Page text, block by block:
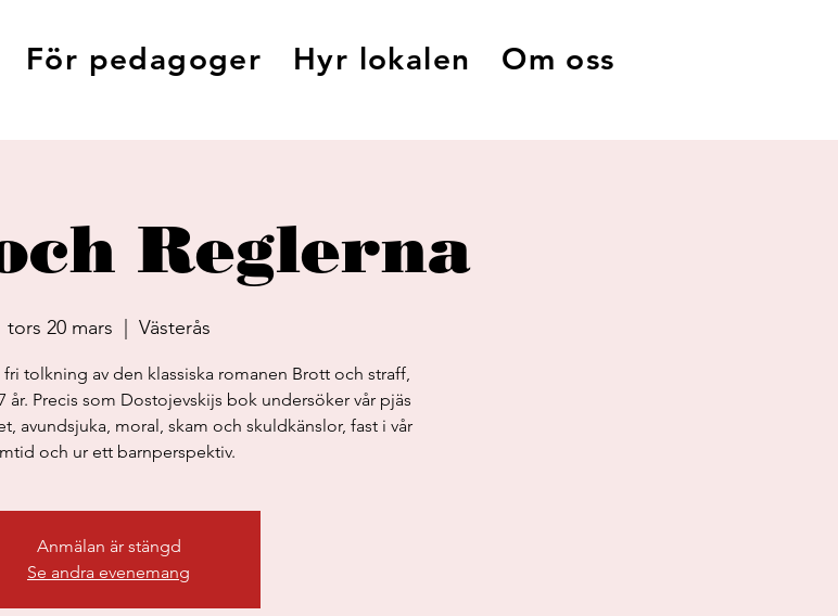
För pedagoger Hyr lokalen Om oss
Reglerna
tors 20 mars Västerås
tolkning av den klassiska romanen Brott och straff,
år. Precis som Dostojevskijs bok undersöker vår pjäs
avundsjuka, moral, skam och skuldkänslor, fast i vår
och ur ett barnperspektiv.
Anmälan är stängd
Se andra evenemang